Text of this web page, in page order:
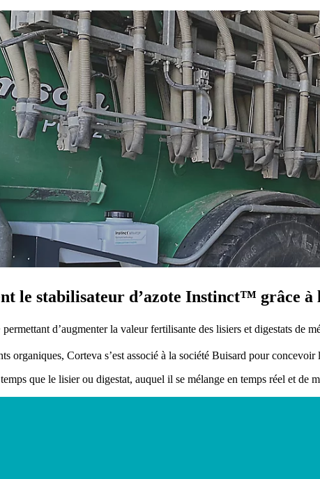
le stabilisateur d’azote Instinct™ grâce
permettant d’augmenter la valeur fertilisante des lisiers et digestats de
organiques, Corteva s’est associé à la société Buisard pour
que le lisier ou digestat, auquel il se mélange en temps réel et de